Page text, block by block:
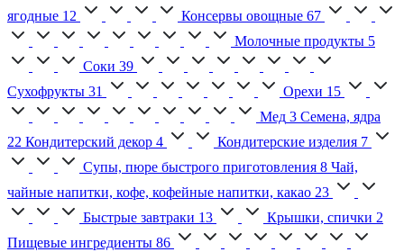
ягодные 12 Консервы овощные 67
Молочные продукты 5
Соки 39
Сухофрукты 31 Орехи 15
Мед 3 Семена, ядра
22 Кондитерский декор 4 Кондитерские изделия 7
Супы, пюре быстрого приготовления 8 Чай,
чайные напитки, кофе, кофейные напитки, какао 23
Быстрые завтраки 13 Крышки, спички 2
Пищевые ингредиенты 86